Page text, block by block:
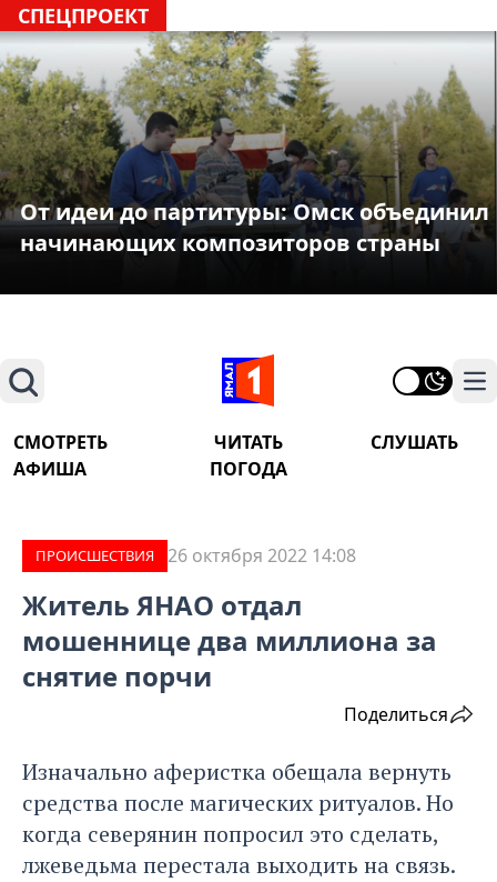
СПЕЦПРОЕКТ
От идеи до партитуры: Омск объединил
начинающих композиторов страны
Поиск
СМОТРЕТЬ ЧИТАТЬ
СЛУШАТЬ
АФИША
ПОГОДА
ПРОИCШЕСТВИЯ 26 октября 2022 14:08
Житель ЯНАО отдал
мошеннице два миллиона за
снятие порчи
Поделиться
Изначально аферистка обещала вернуть
средства после магических ритуалов. Но
когда северянин попросил это сделать,
лжеведьма перестала выходить на связь.